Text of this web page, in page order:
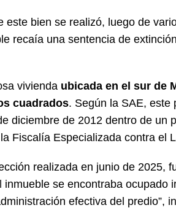
este bien se realizó, luego de
recaía una sentencia de
vivienda ubicada en el sur de
cuadrados. Según la SAE, este
diciembre de 2012 dentro de un
Fiscalía Especializada contra el
realizada en junio de 2025,
se encontraba ocupado
efectiva del predio”,